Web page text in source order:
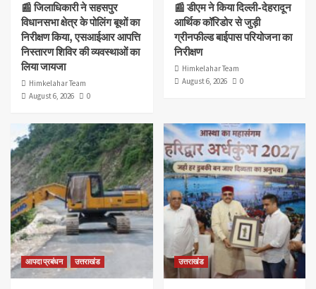
📰 जिलाधिकारी ने सहसपुर
विधानसभा क्षेत्र के पोलिंग बूथों का
निरीक्षण किया, एसआईआर आपत्ति
निस्तारण शिविर की व्यवस्थाओं का
लिया जायजा
Himkelahar Team
August 6, 2026
0
📰 डीएम ने किया दिल्ली-देहरादून
आर्थिक कॉरिडोर से जुड़ी
ग्रीनफील्ड बाईपास परियोजना का
निरीक्षण
Himkelahar Team
August 6, 2026
0
आपदा प्रबंधन उत्तराखंड उत्तराखंड